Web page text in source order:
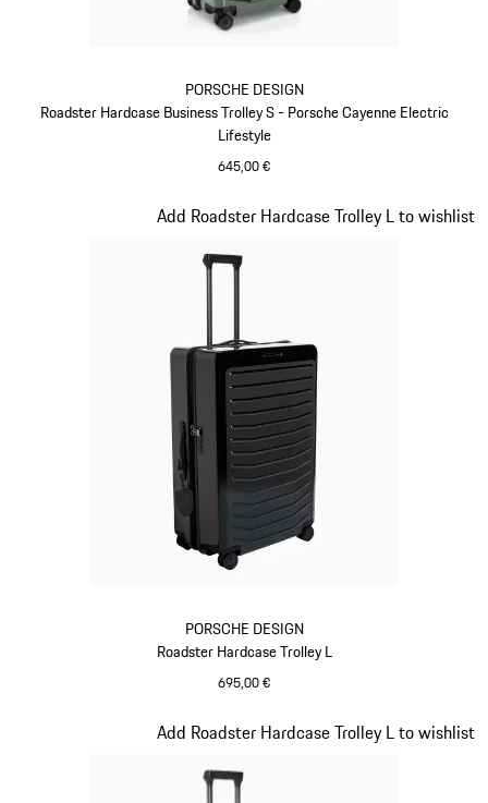
PORSCHE DESIGN
Roadster Hardcase Business Trolley S - Porsche Cayenne Electric
Lifestyle
645,00 €
PORSCHE DESIGN
Roadster Hardcase Trolley L
695,00 €
Add Roadster Hardcase Trolley L to wishlist
Diapositive 7 sur 20
Add Roadster Hardcase Trolley L to wishlist
Diapositive 8 sur 20